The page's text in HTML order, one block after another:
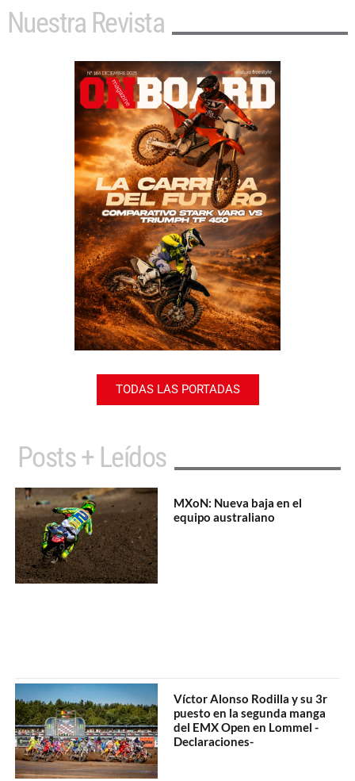
Nuestra Revista
TODAS LAS PORTADAS
Posts + Leídos
MXoN: Nueva baja en el
equipo australiano
Víctor Alonso Rodilla y su 3r
puesto en la segunda manga
del EMX Open en Lommel -
Declaraciones-